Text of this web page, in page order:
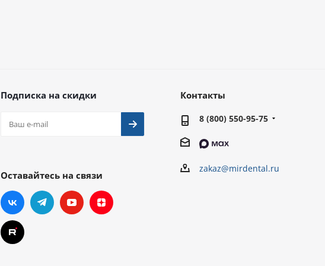
Подписка на скидки
Оставайтесь на связи
Контакты
8 (800) 550-95-75
zakaz@mirdental.ru